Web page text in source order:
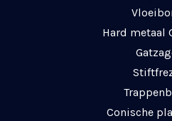
Hard metaal
Conische